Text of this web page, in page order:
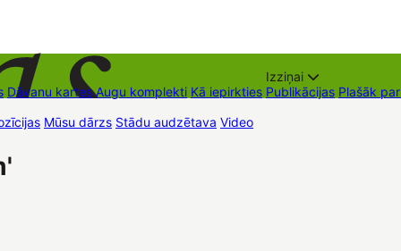
Dāvanu kartes Augu komplekti Kā iepirkties
Izziņai
Publikācijas Plašāk
Mūsu dārzs Stādu audzētava Video